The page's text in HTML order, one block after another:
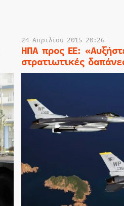
24 Απριλίου 2015 20:26
ΗΠΑ προς ΕΕ:
στρατιωτικές